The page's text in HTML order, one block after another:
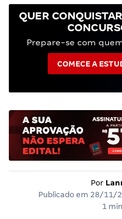
QUER
Prepare-se com
COMECE A
Por
Publicado em 28/11/
1